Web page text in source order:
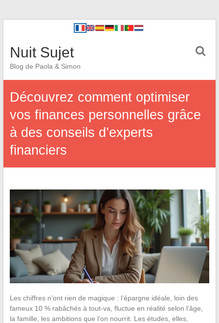
Nuit Sujet
Blog de Paola & Simon
Découvrez comment optimiser
vos finances personnelles grâce
à des conseils d’experts
financiers
Les chiffres n’ont rien de magique : l’épargne idéale, loin des
fameux 10 % rabâchés à tout-va, fluctue en réalité selon l’âge,
la famille, les ambitions que l’on nourrit. Les études, elles,